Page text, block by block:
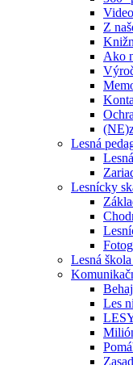
Z
Ako
Lesná
Lesnícky
Lesná
Les